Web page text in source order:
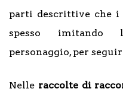
parti descrittive che i
spesso imitando
personaggio, per
Nelle raccolte di